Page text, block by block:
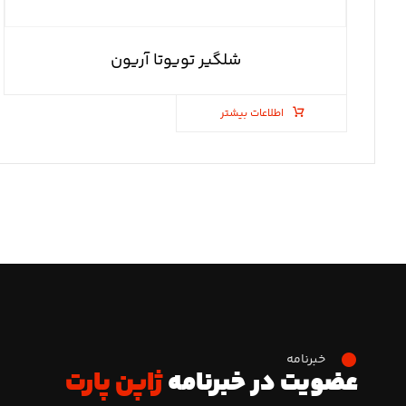
شلگیر تویوتا آریون
اطلاعات بیشتر
خبرنامه
عضویت در خبرنامهژاپن پارت